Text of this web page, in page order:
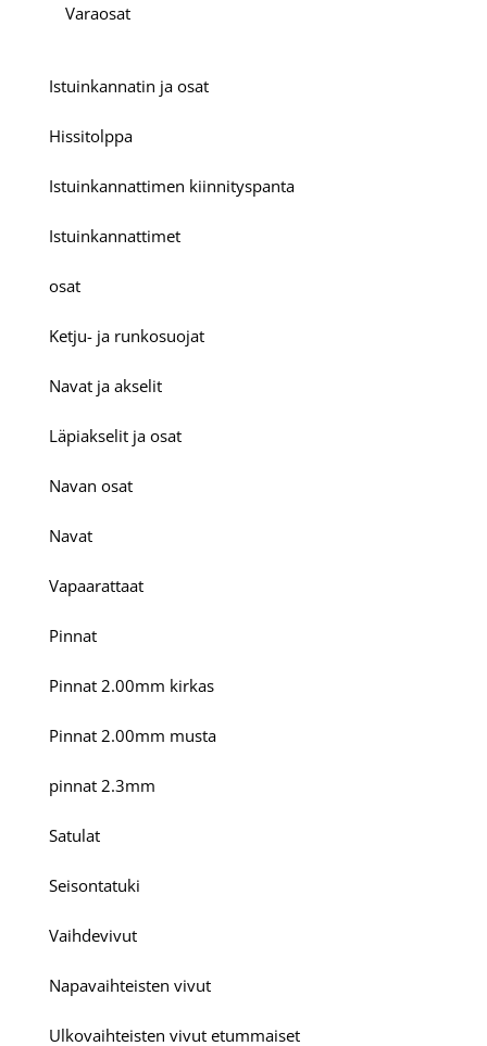
Varaosat
Istuinkannatin ja osat
Hissitolppa
Istuinkannattimen kiinnityspanta
Istuinkannattimet
osat
Ketju- ja runkosuojat
Navat ja akselit
Läpiakselit ja osat
Navan osat
Navat
Vapaarattaat
Pinnat
Pinnat 2.00mm kirkas
Pinnat 2.00mm musta
pinnat 2.3mm
Satulat
Seisontatuki
Vaihdevivut
Napavaihteisten vivut
Ulkovaihteisten vivut etummaiset